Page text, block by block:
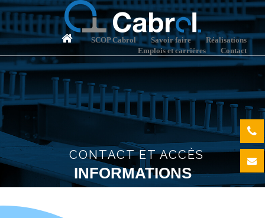
SCOP Cabrol Savoir faire
Réalisations
Emplois et carrières
Contact
CONTACT ET ACCÈS
INFORMATIONS